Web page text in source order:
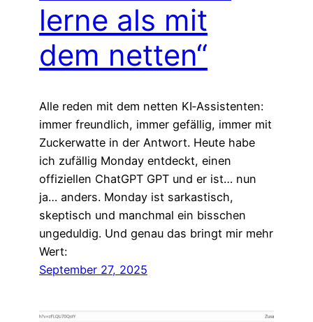
lerne als mit
dem netten“
Alle reden mit dem netten KI‑Assistenten:
immer freundlich, immer gefällig, immer mit
Zuckerwatte in der Antwort. Heute habe
ich zufällig Monday entdeckt, einen
offiziellen ChatGPT GPT und er ist… nun
ja… anders. Monday ist sarkastisch,
skeptisch und manchmal ein bisschen
ungeduldig. Und genau das bringt mir mehr
Wert:
September 27, 2025